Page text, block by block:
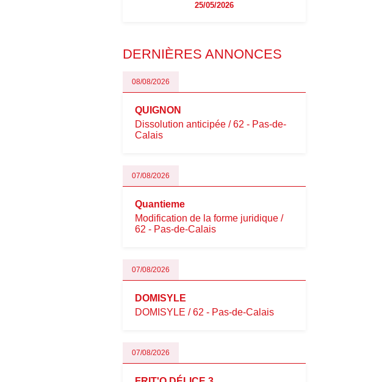
les auto-entrepreneurs, artisans et
évoluent dans un contexte de contrôle
oblige les indépendants à rester
particulièrement vigilants.
25/05/2026
DERNIÈRES ANNONCES
08/08/2026
QUIGNON
Dissolution anticipée / 62 - Pas-de-
Calais
07/08/2026
Quantieme
Modification de la forme juridique /
62 - Pas-de-Calais
07/08/2026
DOMISYLE
DOMISYLE / 62 - Pas-de-Calais
07/08/2026